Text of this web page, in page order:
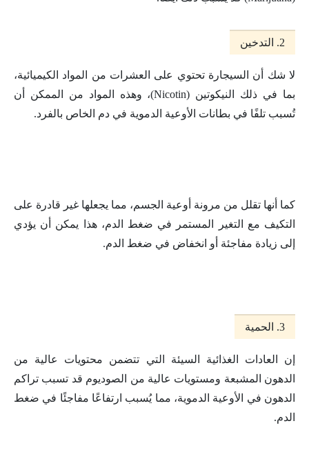
2. التدخين
لا شك أن السيجارة تحتوي على العشرات من المواد الكيميائية،
بما في ذلك النيكوتين (Nicotin)، وهذه المواد من الممكن أن
تُسبب تلفًا في بطانات الأوعية الدموية في دم الخاص بالفرد.
كما أنها تقلل من مرونة أوعية الجسم، مما يجعلها غير قادرة على
التكيف مع التغير المستمر في ضغط الدم، هذا يمكن أن يؤدي
إلى زيادة مفاجئة أو انخفاض في ضغط الدم.
3. الحمية
إن العادات الغذائية السيئة التي تتضمن محتويات عالية من
الدهون المشبعة ومستويات عالية من الصوديوم قد تسبب تراكم
الدهون في الأوعية الدموية، مما يُسبب ارتفاعًا مفاجئًا في ضغط
الدم.